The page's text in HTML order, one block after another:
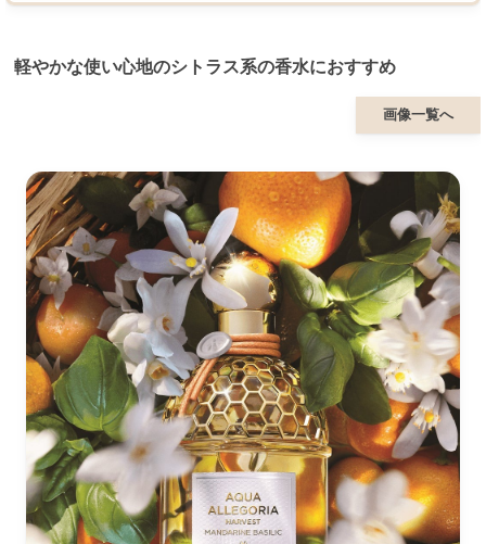
軽やかな使い心地のシトラス系の香水におすすめ
画像一覧へ